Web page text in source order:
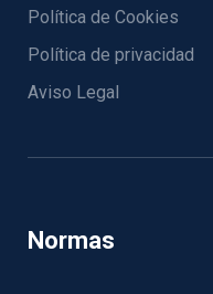
Política de Cookies
Política de privacidad
Aviso Legal
Normas